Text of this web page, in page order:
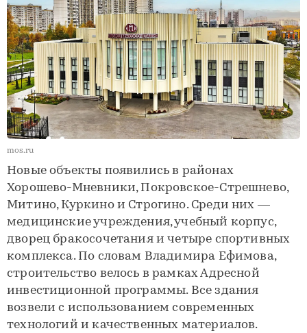
mos.ru
Новые объекты появились в районах
Хорошево-Мневники, Покровское-Стрешнево,
Митино, Куркино и Строгино. Среди них —
медицинские учреждения, учебный корпус,
дворец бракосочетания и четыре спортивных
комплекса. По словам Владимира Ефимова,
строительство велось в рамках Адресной
инвестиционной программы. Все здания
возвели с использованием современных
технологий и качественных материалов.